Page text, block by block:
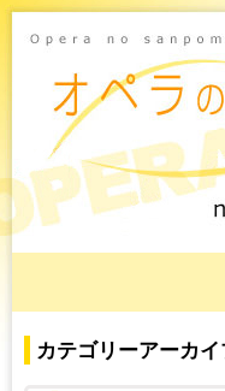
カテゴリーアーカ